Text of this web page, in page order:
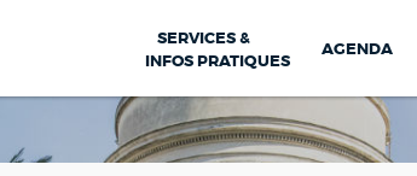
SERVICES &
INFOS PRATIQUES
AGENDA